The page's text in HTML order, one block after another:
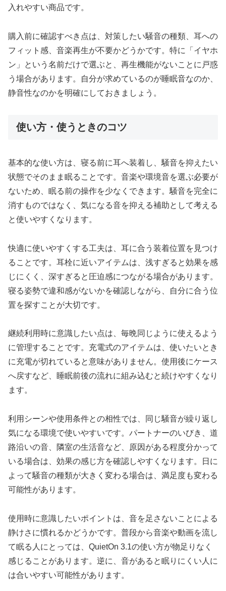
入れやすい商品です。
購入前に確認すべき点は、対策したい騒音の種類、耳への
フィット感、音楽再生が不要かどうかです。特に「イヤホ
ン」という名前だけで選ぶと、再生機能がないことに戸惑
う場合があります。自分が求めているのが睡眠音なのか、
静音性なのかを明確にしておきましょう。
使い方・使うときのコツ
基本的な使い方は、寝る前に耳へ装着し、騒音を抑えたい
状態でそのまま眠ることです。音楽や環境音を選ぶ必要が
ないため、眠る前の操作を少なくできます。騒音を完全に
消すものではなく、気になる音を抑える補助として考える
と使いやすくなります。
快適に使いやすくする工夫は、耳に合う装着位置を見つけ
ることです。耳栓に近いアイテムは、浅すぎると効果を感
じにくく、深すぎると圧迫感につながる場合があります。
寝る姿勢で違和感がないかを確認しながら、自分に合う位
置を探すことが大切です。
継続利用時に意識したい点は、毎晩同じように使えるよう
に管理することです。充電式のアイテムは、使いたいとき
に充電が切れていると意味がありません。使用後にケース
へ戻すなど、睡眠前後の流れに組み込むと続けやすくなり
ます。
利用シーンや使用条件との相性では、同じ騒音が繰り返し
気になる環境で使いやすいです。パートナーのいびき、道
路沿いの音、隣室の生活音など、原因がある程度分かって
いる場合は、効果の感じ方を確認しやすくなります。日に
よって騒音の種類が大きく変わる場合は、満足度も変わる
可能性があります。
使用時に意識したいポイントは、音を足さないことによる
静けさに慣れるかどうかです。普段から音楽や動画を流し
て眠る人にとっては、QuietOn 3.1の使い方が物足りなく
感じることがあります。逆に、音があると眠りにくい人に
は合いやすい可能性があります。